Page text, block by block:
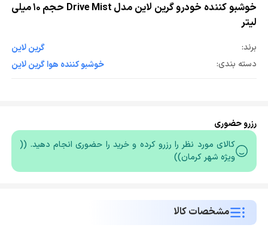
خوشبو کننده خودرو گرین لاین مدل Drive Mist حجم ۱۰ میلی
لیتر
برند:
گرین لاین
دسته بندی:
خوشبو کننده هوا گرین لاین
رزرو حضوری
کالای مورد نظر را رزرو کرده و خرید را حضوری انجام دهید. ((
ویژه شهر کرمان))
مشخصات کالا